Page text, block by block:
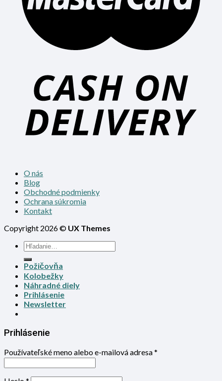
O nás
Blog
Obchodné podmienky
Ochrana súkromia
Kontakt
Copyright 2026 © UX Themes
Požičovňa
Kolobežky
Náhradné diely
Prihlásenie
Newsletter
Prihlásenie
Používateľské meno alebo e-mailová adresa*